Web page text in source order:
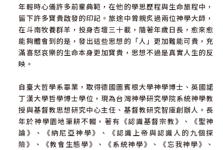
年輕時心儀許多前輩典範，在他的學思歷程與生命旅程中，
留下許多寶貴啟發的印記。旅途中曾親炙過兩位神學大師，
在斗南牧養群羊，投身杏壇三十載，隨著年歲日長，愈來愈
能夠體會到的是，發出這些思想的「人」更加難能可貴，充
滿喜怒哀樂的生命本身更加寶貴，思想不過是真實人生的反
映。
自臺大哲學系畢業，取得德國圖賓根大學神學博士、英國諾
丁漢大學哲學博士學位，現為台灣神學研究學院系統神學教
授與基督教思想研究中心主任、基督教研究智庫創辦人。長
年於神學園地筆耕不輟，著有《認識基督宗教》、《聖神
論》、《納尼亞神學》、《認識上帝與認識人的九個探
險》、《教會生態學》、《系統神學》、《忘我神學》、